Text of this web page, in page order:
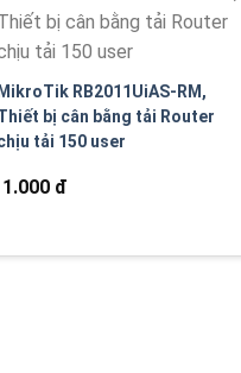
MikroTik RB2011UiAS-RM,
bị cân bằng tải Router
tải 150 user
1.000 đ